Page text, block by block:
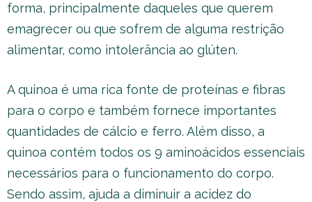
forma, principalmente daqueles que querem
emagrecer ou que sofrem de alguma restrição
alimentar, como intolerância ao glúten.
A quinoa é uma rica fonte de proteínas e fibras
para o corpo e também fornece importantes
quantidades de cálcio e ferro. Além disso, a
quinoa contém todos os 9 aminoácidos essenciais
necessários para o funcionamento do corpo.
Sendo assim, ajuda a diminuir a acidez do